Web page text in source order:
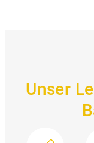
Unser